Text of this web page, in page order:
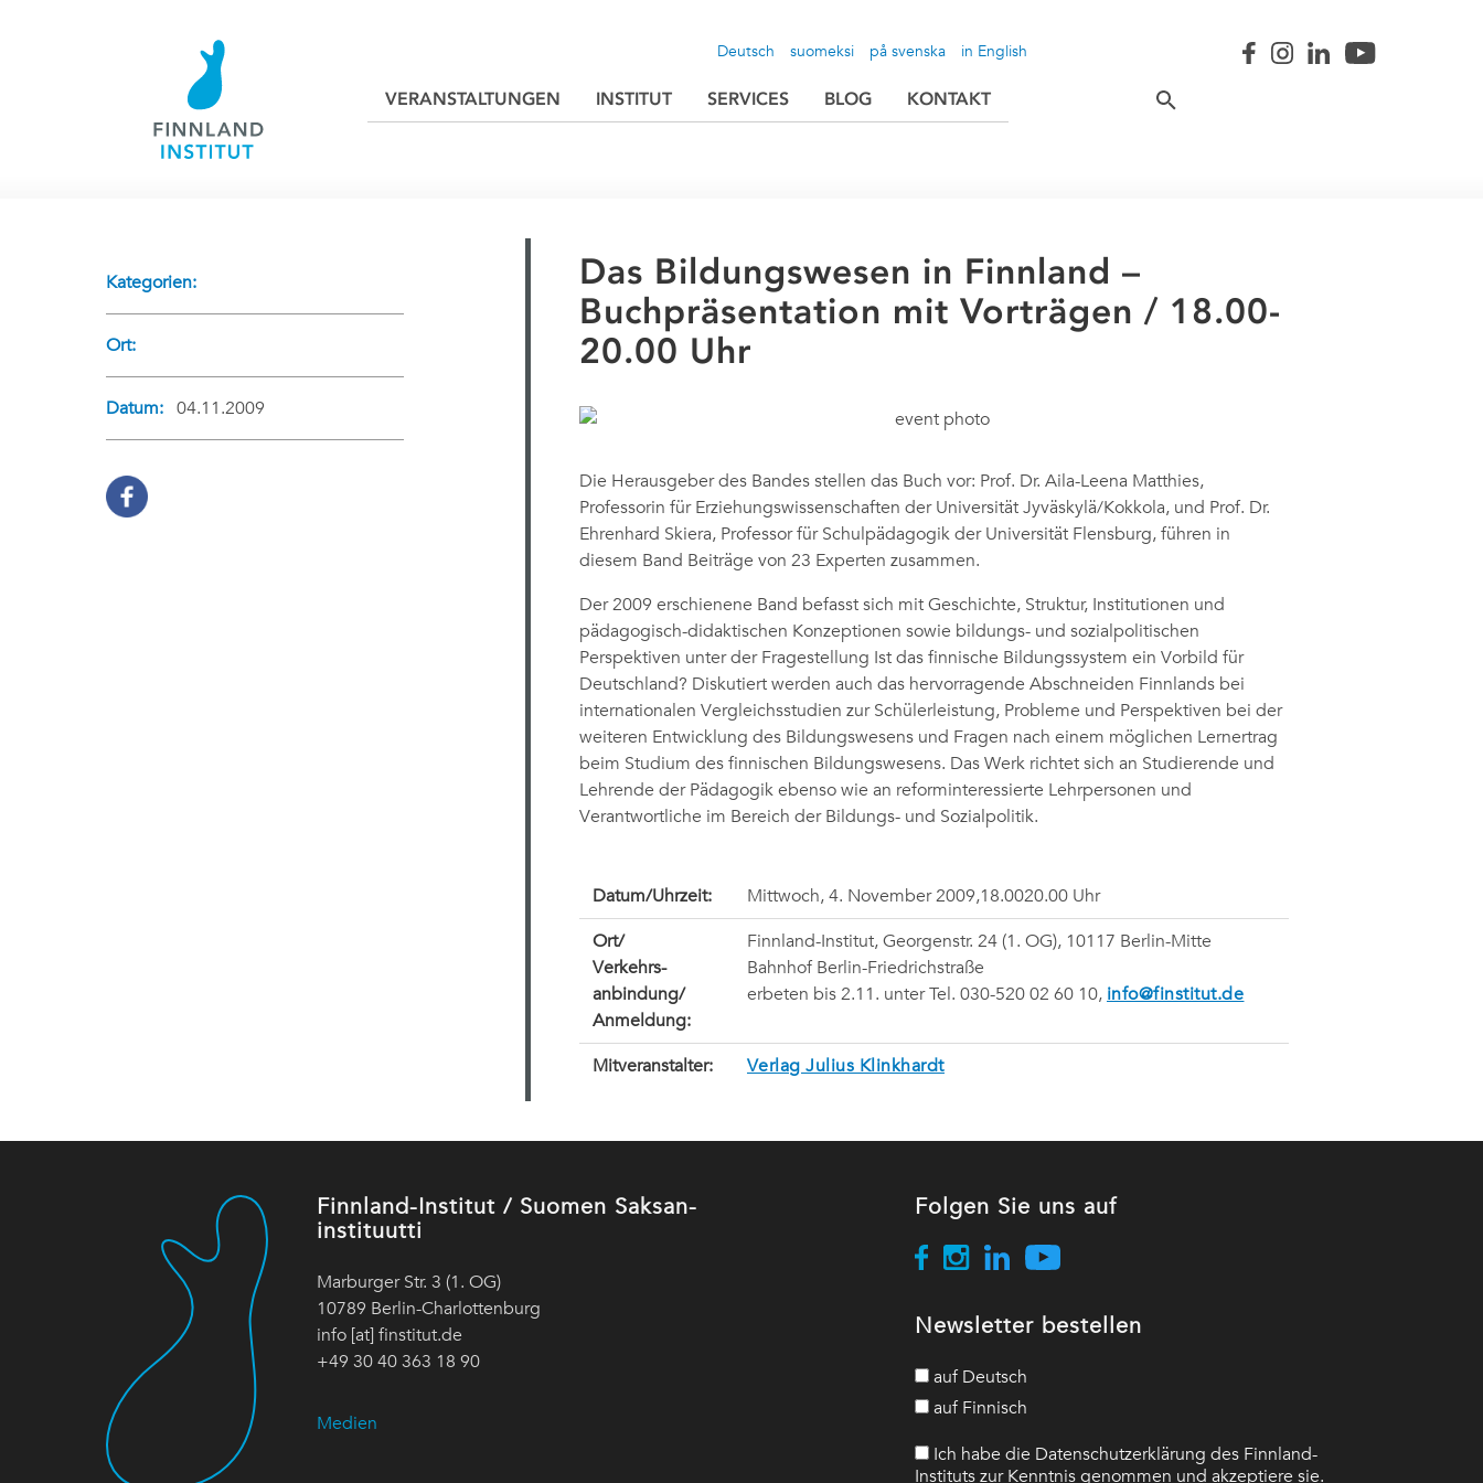
suomeksi
Deutsch på svenska in English
VERANSTALTUNGEN INSTITUT SERVICES BLOG KONTAKT
Kategorien:
Ort:
Datum: 04.11.2009
Das Bildungswesen in Finnland –
Buchpräsentation mit Vorträgen / 18.00-
20.00 Uhr
Die Herausgeber des Bandes stellen das Buch vor: Prof. Dr. Aila-Leena Matthies,
Professorin für Erziehungswissenschaften der Universität Jyväskylä/Kokkola, und Prof. Dr.
Ehrenhard Skiera, Professor für Schulpädagogik der Universität Flensburg, führen in
diesem Band Beiträge von 23 Experten zusammen.
Der 2009 erschienene Band befasst sich mit Geschichte, Struktur, Institutionen und
pädagogisch-didaktischen Konzeptionen sowie bildungs- und sozialpolitischen
Perspektiven unter der Fragestellung Ist das finnische Bildungssystem ein Vorbild für
Deutschland? Diskutiert werden auch das hervorragende Abschneiden Finnlands bei
internationalen Vergleichsstudien zur Schülerleistung, Probleme und Perspektiven bei der
weiteren Entwicklung des Bildungswesens und Fragen nach einem möglichen Lernertrag
beim Studium des finnischen Bildungswesens. Das Werk richtet sich an Studierende und
Lehrende der Pädagogik ebenso wie an reforminteressierte Lehrpersonen und
Verantwortliche im Bereich der Bildungs- und Sozialpolitik.
Datum/Uhrzeit: Mittwoch, 4. November 2009,18.0020.00 Uhr
Ort/
Verkehrs-
anbindung/
Anmeldung:
Finnland-Institut, Georgenstr. 24 (1. OG), 10117 Berlin-Mitte
Bahnhof Berlin-Friedrichstraße
erbeten bis 2.11. unter Tel. 030-520 02 60 10, info@finstitut.de
Mitveranstalter: Verlag Julius Klinkhardt
Finnland-Institut / Suomen Saksan-
instituutti
Marburger Str. 3 (1. OG)
10789 Berlin-Charlottenburg
info [at] finstitut.de
+49 30 40 363 18 90
Medien
Folgen Sie uns auf
Newsletter bestellen
auf Deutsch
auf Finnisch
Ich habe die Datenschutzerklärung des Finnland-
Instituts zur Kenntnis genommen und akzeptiere sie.